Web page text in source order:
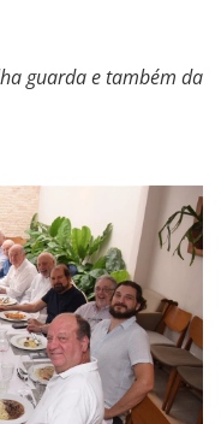
guarda e também da